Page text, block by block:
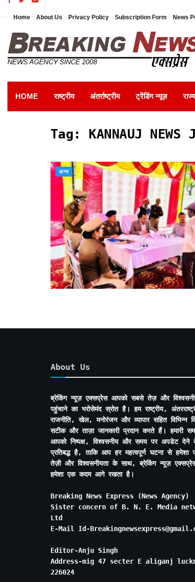
Home About Us Privacy Policy Subscription Form News
HOME राष्ट्रीय अंतर्राष्ट्रीय ट्रेंडिंग न्यूज़ राज्य
Tag: KANNAUJ NEWS
अन्य
About Us
ब्रेकिंग न्यूज़ एक्सप्रेस आपको सबसे तेज़ और
पहुंचाने का भरोसेमंद स्रोत है। हम राष्ट्रीय,
राजनीति, खेल, मनोरंजन और व्यापार सहित विभिन्न
सटीक और ताज़ा जानकारी प्रदान करते हैं। हमारी
आपको निष्पक्ष, विश्वसनीय और समय पर अपडेट देने
प्रतिबद्ध है, ताकि आप हर महत्वपूर्ण घटना से हमेशा
तेज़ी और विश्वसनीयता के साथ, ब्रेकिंग न्यूज़
हमेशा एक कदम आगे रखता है।
Breaking News Express (News Agency)
Sister concern of B. N. E. Media
Ltd
E-Mail Id-
Editor-Anju Singh
Address-mig 47 secter E aliganj
226024